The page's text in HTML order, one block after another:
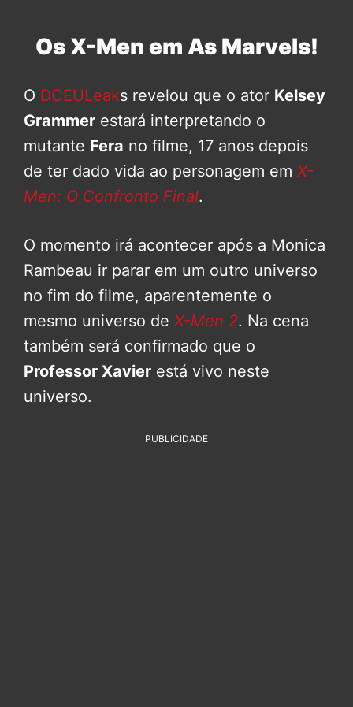
Os X-Men em As Marvels!
O DCEULeaks revelou que o ator Kelsey
Grammer estará interpretando o
mutante Fera no filme, 17 anos depois
de ter dado vida ao personagem em X-
Men: O Confronto Final.
O momento irá acontecer após a Monica
Rambeau ir parar em um outro universo
no fim do filme, aparentemente o
mesmo universo de X-Men 2. Na cena
também será confirmado que o
Professor Xavier está vivo neste
universo.
PUBLICIDADE